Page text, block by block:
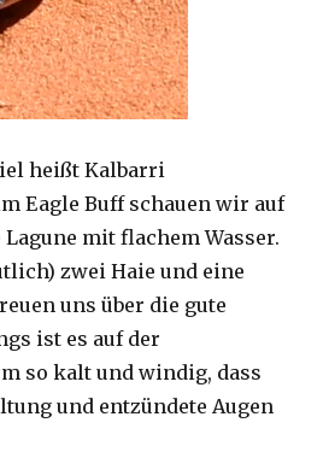
heißt Kalbarri
Eagle Buff schauen wir auf
mit flachem Wasser.
zwei Haie und eine
uns über die gute
ist es auf der
so kalt und windig, dass
und entzündete Augen